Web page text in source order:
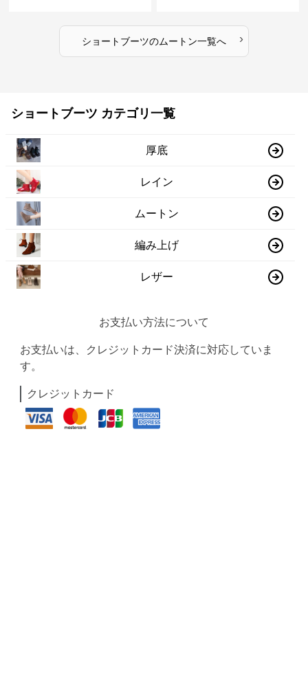
ショートブーツのムートン一覧へ ›
ショートブーツ カテゴリ一覧
厚底
レイン
ムートン
編み上げ
レザー
お支払い方法について
お支払いは、クレジットカード決済に対応していま
す。
クレジットカード